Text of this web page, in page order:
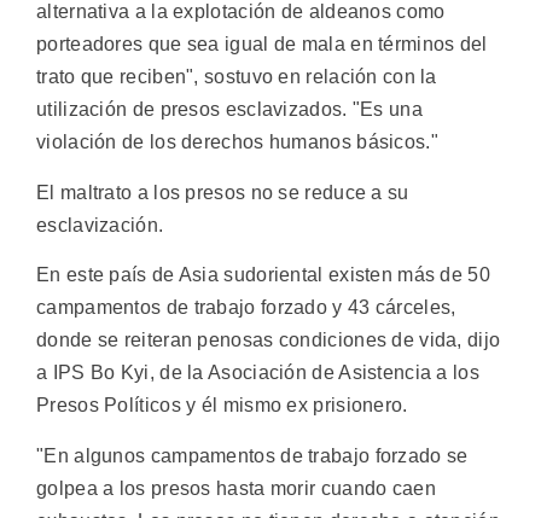
alternativa a la explotación de aldeanos como
porteadores que sea igual de mala en términos del
trato que reciben", sostuvo en relación con la
utilización de presos esclavizados. "Es una
violación de los derechos humanos básicos."
El maltrato a los presos no se reduce a su
esclavización.
En este país de Asia sudoriental existen más de 50
campamentos de trabajo forzado y 43 cárceles,
donde se reiteran penosas condiciones de vida, dijo
a IPS Bo Kyi, de la Asociación de Asistencia a los
Presos Políticos y él mismo ex prisionero.
"En algunos campamentos de trabajo forzado se
golpea a los presos hasta morir cuando caen